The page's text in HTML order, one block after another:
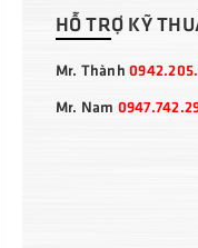
HỖ TRỢ KỸ
Mr. Thành
Mr. Nam